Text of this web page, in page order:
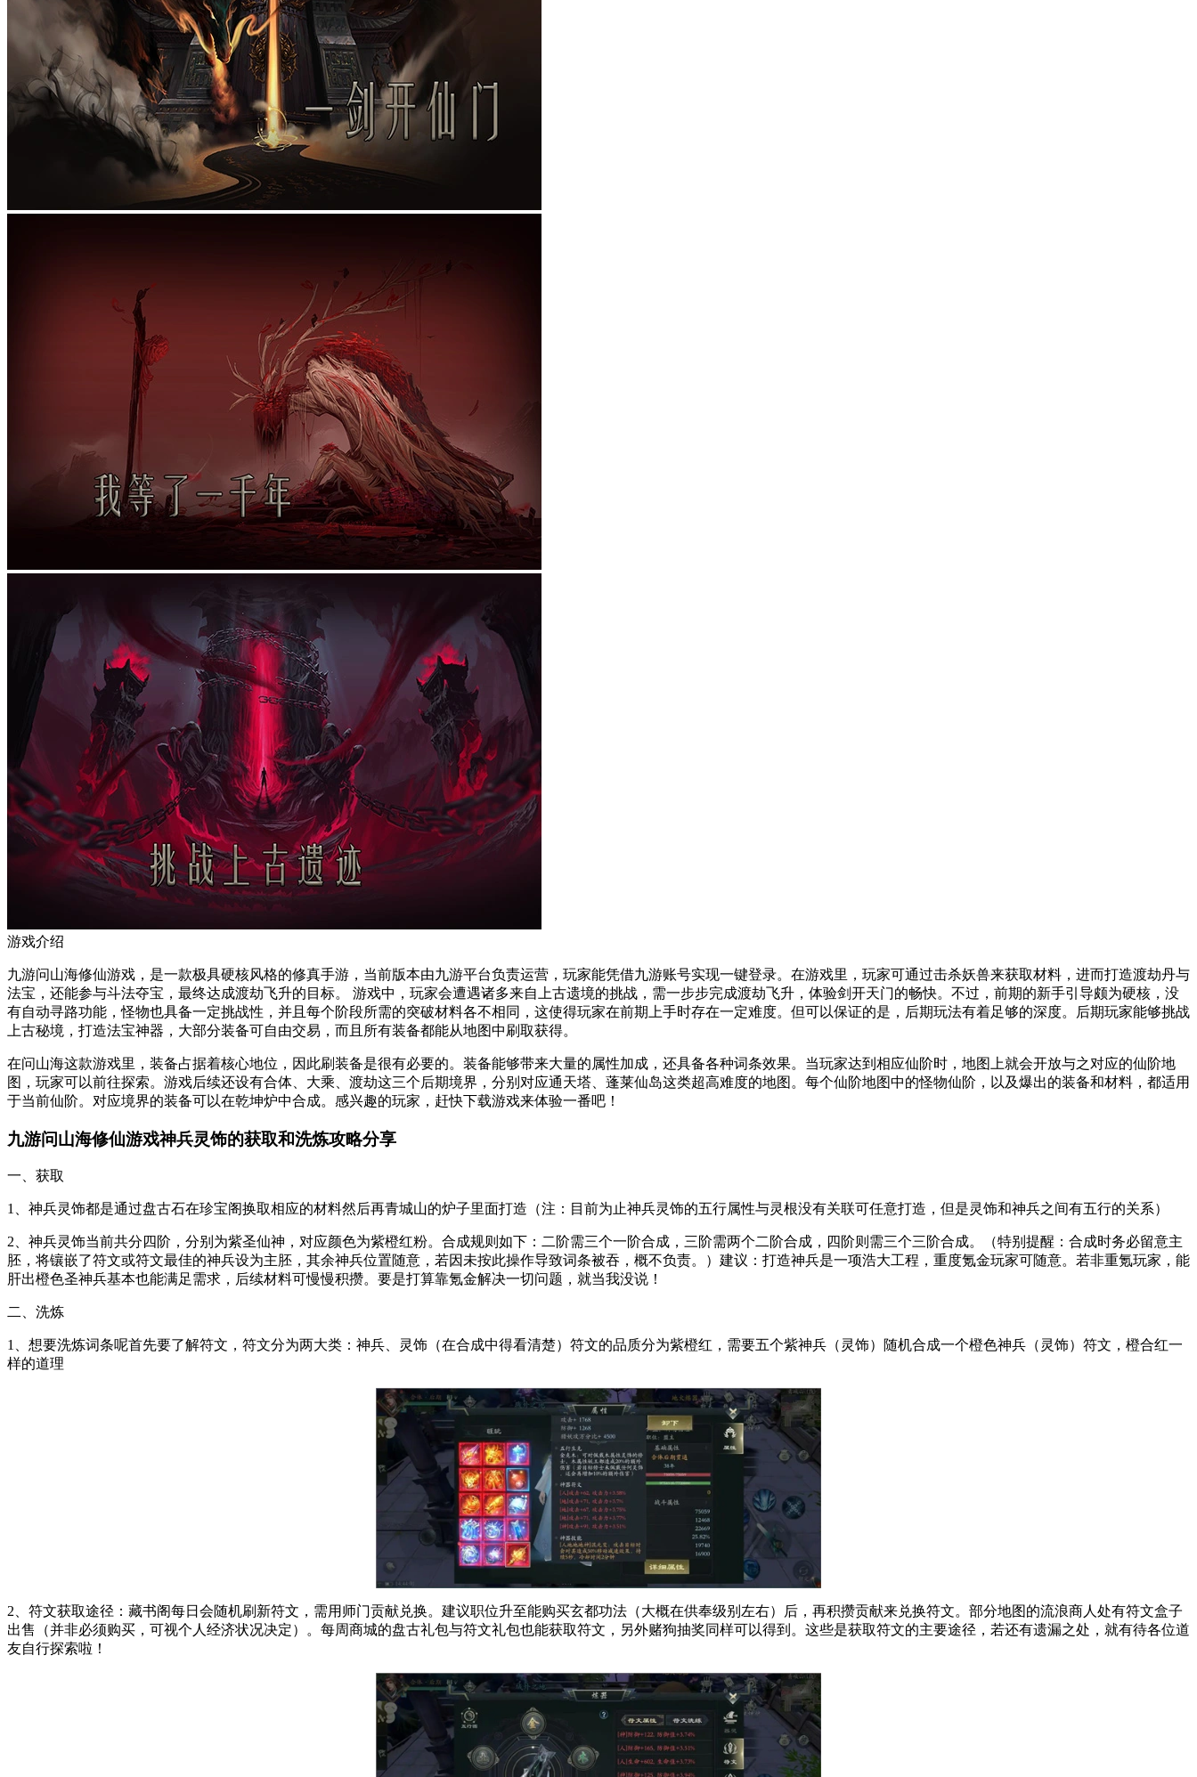
游戏介绍
九游问山海修仙游戏，是一款极具硬核风格的修真手游，当前版本由九游平台负责运营，玩家能凭借九游账号实现一键登录。在游戏里，玩家可通过击杀妖兽来获取材料，进而打造渡劫丹与
法宝，还能参与斗法夺宝，最终达成渡劫飞升的目标。 游戏中，玩家会遭遇诸多来自上古遗境的挑战，需一步步完成渡劫飞升，体验剑开天门的畅快。不过，前期的新手引导颇为硬核，没
有自动寻路功能，怪物也具备一定挑战性，并且每个阶段所需的突破材料各不相同，这使得玩家在前期上手时存在一定难度。但可以保证的是，后期玩法有着足够的深度。后期玩家能够挑战
上古秘境，打造法宝神器，大部分装备可自由交易，而且所有装备都能从地图中刷取获得。
在问山海这款游戏里，装备占据着核心地位，因此刷装备是很有必要的。装备能够带来大量的属性加成，还具备各种词条效果。当玩家达到相应仙阶时，地图上就会开放与之对应的仙阶地
图，玩家可以前往探索。游戏后续还设有合体、大乘、渡劫这三个后期境界，分别对应通天塔、蓬莱仙岛这类超高难度的地图。每个仙阶地图中的怪物仙阶，以及爆出的装备和材料，都适用
于当前仙阶。对应境界的装备可以在乾坤炉中合成。感兴趣的玩家，赶快下载游戏来体验一番吧！
九游问山海修仙游戏神兵灵饰的获取和洗炼攻略分享
一、获取
1、神兵灵饰都是通过盘古石在珍宝阁换取相应的材料然后再青城山的炉子里面打造（注：目前为止神兵灵饰的五行属性与灵根没有关联可任意打造，但是灵饰和神兵之间有五行的关系）
2、神兵灵饰当前共分四阶，分别为紫圣仙神，对应颜色为紫橙红粉。合成规则如下：二阶需三个一阶合成，三阶需两个二阶合成，四阶则需三个三阶合成。（特别提醒：合成时务必留意主
胚，将镶嵌了符文或符文最佳的神兵设为主胚，其余神兵位置随意，若因未按此操作导致词条被吞，概不负责。）建议：打造神兵是一项浩大工程，重度氪金玩家可随意。若非重氪玩家，能
肝出橙色圣神兵基本也能满足需求，后续材料可慢慢积攒。要是打算靠氪金解决一切问题，就当我没说！
二、洗炼
1、想要洗炼词条呢首先要了解符文，符文分为两大类：神兵、灵饰（在合成中得看清楚）符文的品质分为紫橙红，需要五个紫神兵（灵饰）随机合成一个橙色神兵（灵饰）符文，橙合红一
样的道理
2、符文获取途径：藏书阁每日会随机刷新符文，需用师门贡献兑换。建议职位升至能购买玄都功法（大概在供奉级别左右）后，再积攒贡献来兑换符文。部分地图的流浪商人处有符文盒子
出售（并非必须购买，可视个人经济状况决定）。每周商城的盘古礼包与符文礼包也能获取符文，另外赌狗抽奖同样可以得到。这些是获取符文的主要途径，若还有遗漏之处，就有待各位道
友自行探索啦！